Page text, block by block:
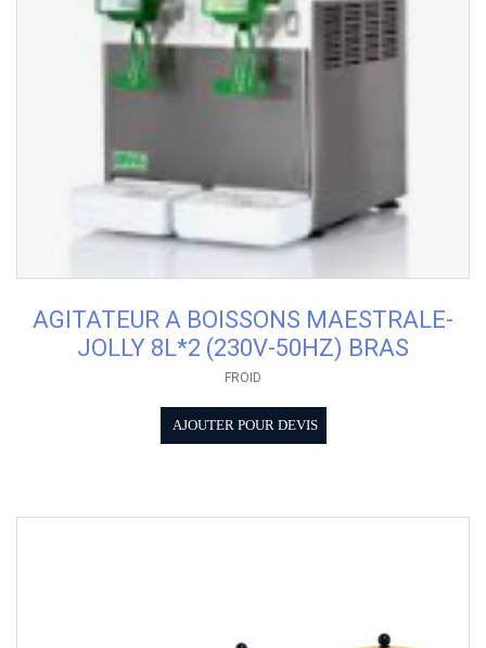
AGITATEUR A BOISSONS MAESTRALE-
JOLLY 8L*2 (230V-50HZ) BRAS
FROID
AJOUTER POUR DEVIS